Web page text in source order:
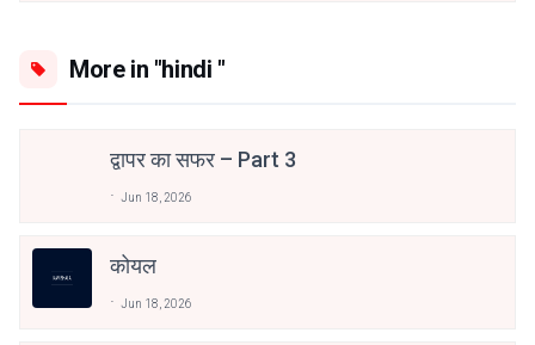
More in "hindi "
द्वापर का सफर – Part 3
Jun 18, 2026
कोयल
Jun 18, 2026